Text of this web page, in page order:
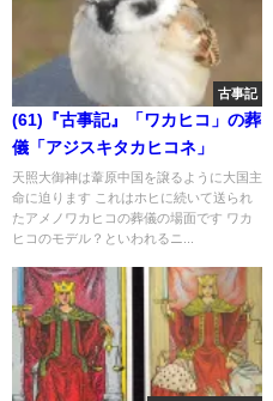
古事記
(61)『古事記』「ワカヒコ」の葬
儀「アジスキタカヒコネ」
天照大御神は葦原中国を譲るように大国主
命に迫ります これはホヒに続いて送られ
たアメノワカヒコの葬儀の場面です ワカ
ヒコのモデル？といわれるニ...